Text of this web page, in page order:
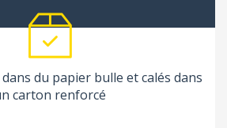
du papier bulle et calés dans
carton renforcé